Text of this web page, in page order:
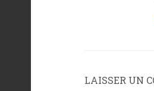
LAISSER UN